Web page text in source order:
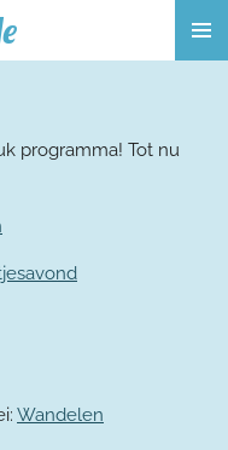
programma! Tot nu
Wandelen